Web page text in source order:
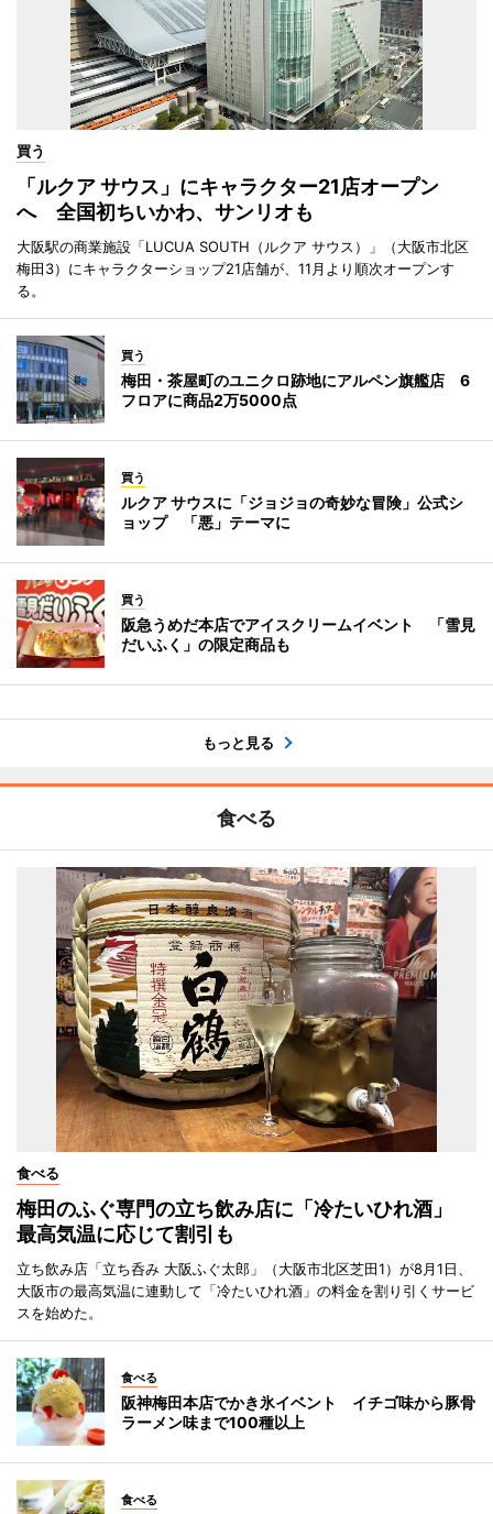
買う
「ルクア サウス」にキャラクター21店オープン
へ 全国初ちいかわ、サンリオも
大阪駅の商業施設「LUCUA SOUTH（ルクア サウス）」（大阪市北区
梅田3）にキャラクターショップ21店舗が、11月より順次オープンす
る。
買う
梅田・茶屋町のユニクロ跡地にアルペン旗艦店 6
フロアに商品2万5000点
買う
ルクア サウスに「ジョジョの奇妙な冒険」公式シ
ョップ 「悪」テーマに
買う
阪急うめだ本店でアイスクリームイベント 「雪見
だいふく」の限定商品も
もっと見る
食べる
食べる
梅田のふぐ専門の立ち飲み店に「冷たいひれ酒」
最高気温に応じて割引も
立ち飲み店「立ち呑み 大阪ふぐ太郎」（大阪市北区芝田1）が8月1日、
大阪市の最高気温に連動して「冷たいひれ酒」の料金を割り引くサービ
スを始めた。
食べる
阪神梅田本店でかき氷イベント イチゴ味から豚骨
ラーメン味まで100種以上
食べる